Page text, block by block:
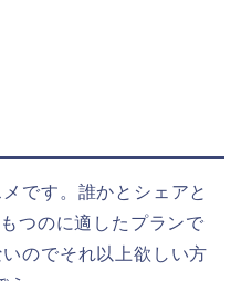
です。誰かとシェアと
つのに適したプランで
のでそれ以上欲しい方